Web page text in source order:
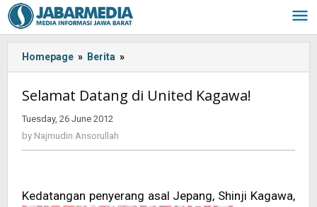
Skip
to
content
Homepage » Berita »
-:IN-
>Selamat
Selamat Datang di United Kagawa!
Tuesday, 26 June 2012
by Najmudin Ansorullah
Kedatangan penyerang asal Jepang, Shinji Kagawa,